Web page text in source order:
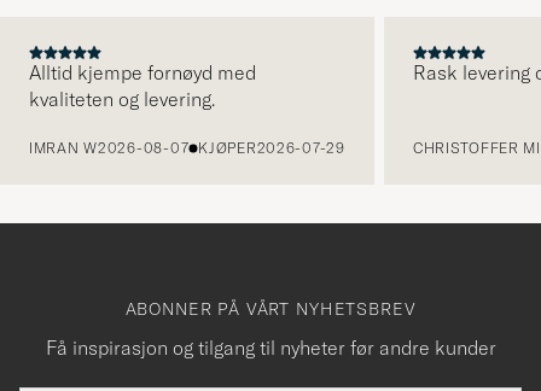
Alltid kjempe fornøyd med
kvaliteten og levering.
IMRAN W2026-08-07 KJØPER2026-07-29
Rask levering
CHRISTOFFER
ABONNER PÅ VÅRT NYHETSBREV
Få inspirasjon og tilgang til nyheter før andre kunder